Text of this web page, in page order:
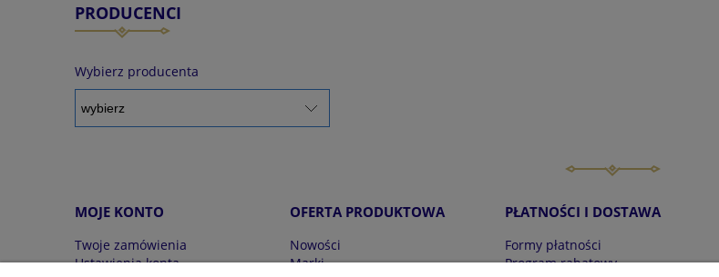
PRODUCENCI
Wybierz producenta
MOJE KONTO
Twoje zamówienia
Ustawienia konta
OFERTA PRODUKTOWA
Nowości
Marki
PŁATNOŚCI I DOSTAWA
Formy płatności
Program rabatowy